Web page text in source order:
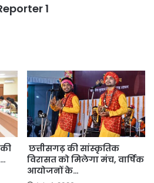
1
की
छत्तीसगढ़ की सांस्कृतिक
विरासत को मिलेगा मंच, वार्षिक
आयोजनों के…